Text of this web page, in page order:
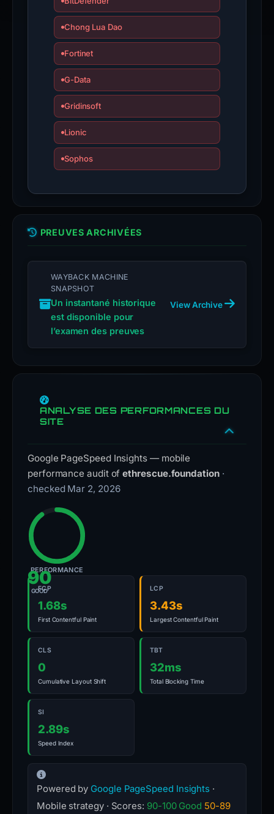
Chong Lua Dao
Fortinet
G-Data
Gridinsoft
Lionic
Sophos
PREUVES ARCHIVÉES
WAYBACK MACHINE
SNAPSHOT
Un instantané historique
est disponible pour
l’examen des preuves
View Archive
ANALYSE DES PERFORMANCES DU
SITE
Google PageSpeed Insights — mobile
performance audit ofethrescue.foundation ·
checked Mar 2, 2026
90
GOOD
PERFORMANCE
FCP
1.68s
First Contentful Paint
LCP
3.43s
Largest Contentful Paint
CLS
0
Cumulative Layout Shift
TBT
32ms
Total Blocking Time
SI
2.89s
Speed Index
Powered by Google PageSpeed Insights ·
Mobile strategy · Scores: 90-100 Good 50-89